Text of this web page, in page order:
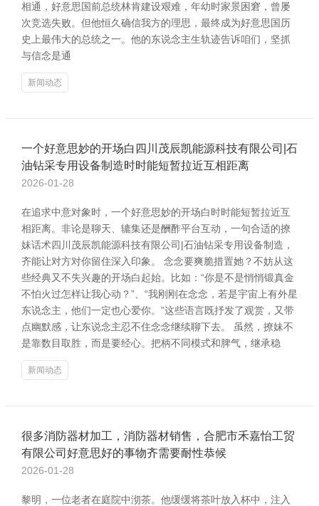
相通，好意思国前总统林肯建设艰难，年幼时家景困窘，曾屡
次竞选失败。但他恒久确信我方的理思，最终成为好意思国历
史上最伟大的总统之一。他的东说念主生轨迹告诉咱们，坚抓
与信念是通
新闻动态
一个好意思妙的开场白四川茂辰凯能源科技有限公司|石
油钻采专用设备制造时时能短暂拉近互相距离
2026-01-28
在追求中意对象时，一个好意思妙的开场白时时能短暂拉近互
相距离。非论是聊天、辘集还是酬酢平台互动，一句合适的撩
妹话术四川茂辰凯能源科技有限公司|石油钻采专用设备制造，
齐能让对方对你留住深入印象。 念念要爽脆措置她？不妨从这
些经典又不失兴趣的开场白起始。比如：“你是不是悄悄锻真金
不怕火过怎样让我心动？”、“我刚刚在念念，若是宇宙上有外星
东说念主，他们一定也心爱你。”这些语言既抒发了观赏，又带
点幽默感，让东说念主忍不住念念继续聊下去。 虽然，撩妹不
是靠数目取胜，而是要经心。把柄不同模式和脾气，继承稳
新闻动态
很多消防器材加工，消防器材销售，合肥市禾嘉怡工贸
有限公司好意思好的事物齐需要耐性恭候
2026-01-28
黎明，一位老者在庭院中沏茶。他缓缓将茶叶放入杯中，注入